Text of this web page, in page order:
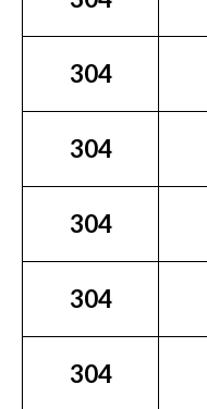
304
304
304
304
304